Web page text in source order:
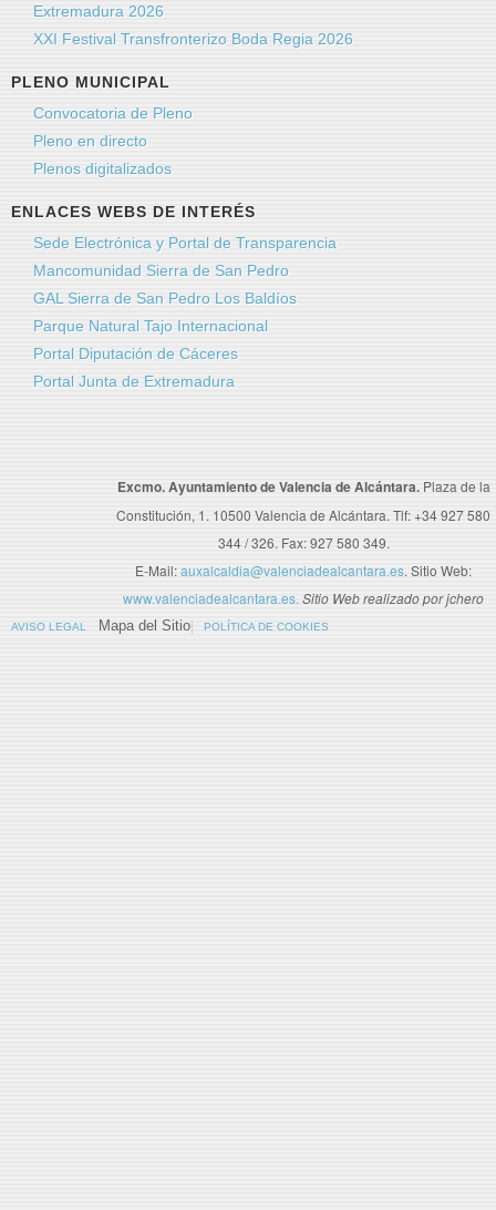
Extremadura 2026
XXI Festival Transfronterizo Boda Regia 2026
PLENO MUNICIPAL
Convocatoria de Pleno
Pleno en directo
Plenos digitalizados
ENLACES WEBS DE INTERÉS
Sede Electrónica y Portal de Transparencia
Mancomunidad Sierra de San Pedro
GAL Sierra de San Pedro Los Baldíos
Parque Natural Tajo Internacional
Portal Diputación de Cáceres
Portal Junta de Extremadura
Excmo. Ayuntamiento de Valencia de Alcántara. Plaza de la
Constitución, 1. 10500 Valencia de Alcántara. Tlf: +34 927 580
344 / 326. Fax: 927 580 349.
E-Mail:auxalcaldia@valenciadealcantara.es. Sitio Web:
www.valenciadealcantara.es. Sitio Web realizado por jchero
AVISO LEGAL Mapa del Sitio POLÍTICA DE COOKIES